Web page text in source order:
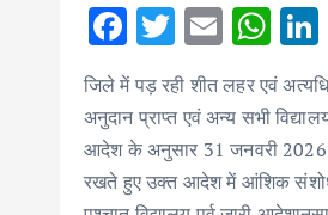
F
ac
e
b
o
T
w
it
te
r
E
ai
l
W
h
at
s
A
n
जिले में पड़ रही शीत लहर एवं
अनुदान प्राप्त एवं अन्य सभी
आदेश के अनुसार 31 जनवरी 2026
रखते हुए उक्त आदेश में आंशिक